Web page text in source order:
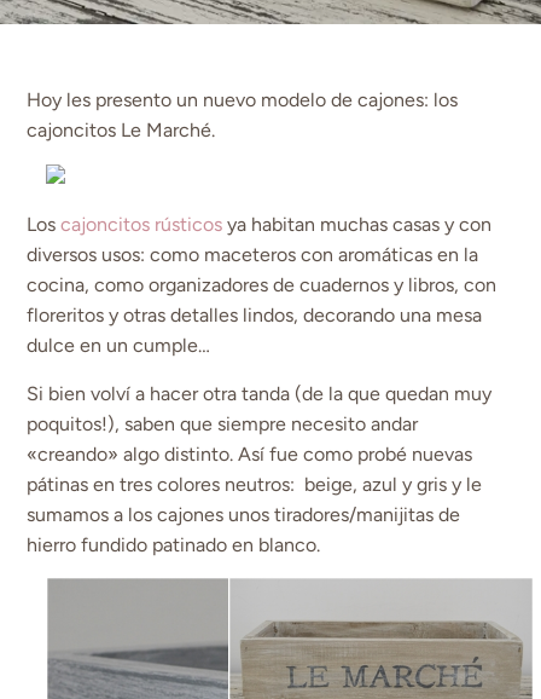
Hoy les presento un nuevo modelo de cajones: los
cajoncitos Le Marché.
Loscajoncitos rústicos ya habitan muchas casas y con
diversos usos: como maceteros con aromáticas en la
cocina, como organizadores de cuadernos y libros, con
floreritos y otras detalles lindos, decorando una mesa
dulce en un cumple…
Si bien volví a hacer otra tanda (de la que quedan muy
poquitos!), saben que siempre necesito andar
«creando» algo distinto. Así fue como probé nuevas
pátinas en tres colores neutros: beige, azul y gris y le
sumamos a los cajones unos tiradores/manijitas de
hierro fundido patinado en blanco.